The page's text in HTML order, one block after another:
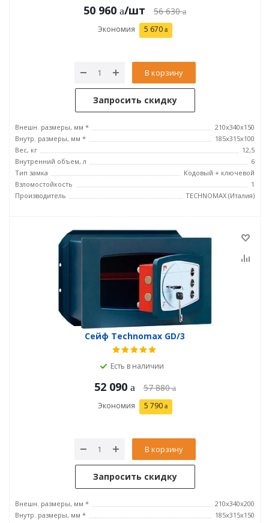
50 960 /шт 56 630
Экономия 5 670
В корзину
Запросить скидку
Внешн. размеры, мм *
210x340x150
Внутр. размеры, мм *
185х315х100
Вес, кг
12,5
Внутренний объем, л
6
Тип замка
Кодовый + ключевой
Взломостойкость
1
Производитель
TECHNOMAX (Италия)
Сейф Technomax GD/3
Есть в наличии
52 090 57 880
Экономия 5 790
В корзину
Запросить скидку
Внешн. размеры, мм *
210x340x200
Внутр. размеры, мм *
185х315х150